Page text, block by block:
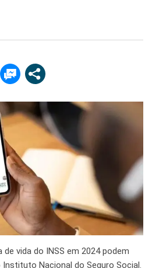
vida do INSS em 2024 podem
Nacional do Seguro Social.